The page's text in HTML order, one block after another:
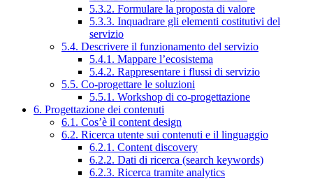
5.3.2. Formulare la proposta di valore
5.3.3. Inquadrare gli elementi costitutivi del
servizio
5.4. Descrivere il funzionamento del servizio
5.4.1. Mappare l’ecosistema
5.4.2. Rappresentare i flussi di servizio
5.5. Co-progettare le soluzioni
5.5.1. Workshop di co-progettazione
6. Progettazione dei contenuti
6.1. Cos’è il content design
6.2. Ricerca utente sui contenuti e il linguaggio
6.2.1. Content discovery
6.2.2. Dati di ricerca (search keywords)
6.2.3. Ricerca tramite analytics